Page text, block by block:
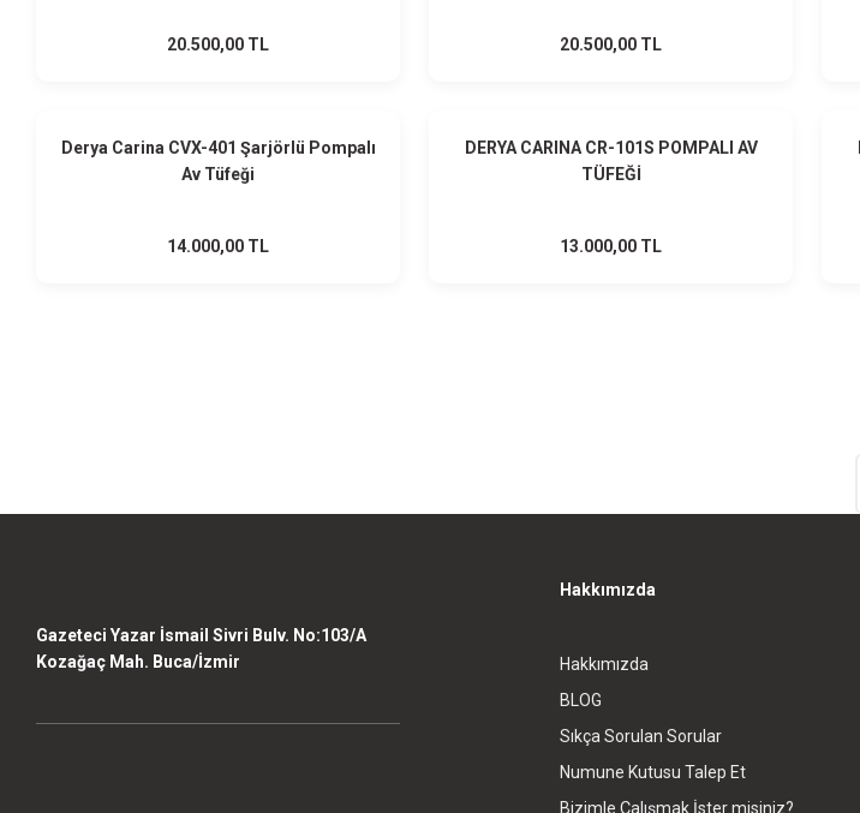
20.500,00 TL 20.500,00 TL
Derya Carina CVX-401 Şarjörlü Pompalı
Av Tüfeği
14.000,00 TL
DERYA CARINA CR-101S POMPALI AV
TÜFEĞİ
13.000,00 TL
Gazeteci Yazar İsmail Sivri Bulv. No:103/A
Kozağaç Mah. Buca/İzmir
Hakkımızda
Hakkımızda
BLOG
Sıkça Sorulan Sorular
Numune Kutusu Talep Et
Bizimle Çalışmak İster misiniz?